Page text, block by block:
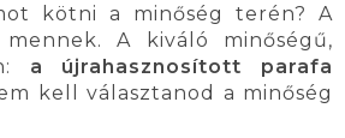
kötni a minőség terén? A
A kiváló minőségű,
a újrahasznosított parafa
kell választanod a minőség